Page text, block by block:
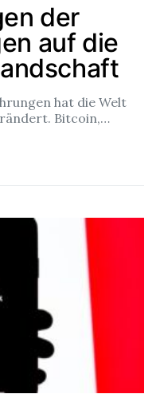
der
auf die
hat die Welt
Bitcoin,…